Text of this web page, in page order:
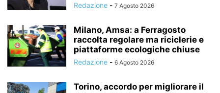
Redazione - 7 Agosto 2026
Milano, Amsa: a Ferragosto
raccolta regolare ma riciclerie e
piattaforme ecologiche chiuse
Redazione - 6 Agosto 2026
Torino, accordo per migliorare il